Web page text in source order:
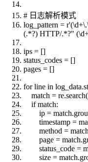
# 日志解析模式
log_pattern =
(.*?) HTTP/.*?"
ips = []
status_codes = []
pages = []
for line in
match =
if match:
ip =
timestamp =
method =
page =
status_code =
size =